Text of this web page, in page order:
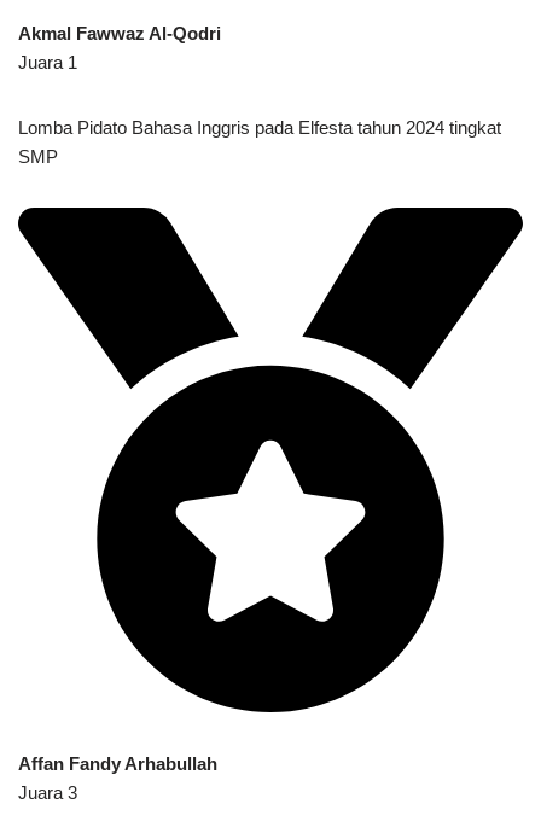
Akmal Fawwaz Al-Qodri
Juara 1
Lomba Pidato Bahasa Inggris pada Elfesta tahun 2024 tingkat
SMP
Affan Fandy Arhabullah
Juara 3